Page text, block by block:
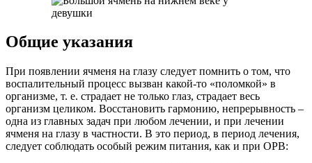
Общие указания
При появлении ячменя на глазу следует помнить о том, что
воспалительный процесс вызван какой-то «поломкой» в
организме, т. е. страдает не только глаз, страдает весь
организм целиком. Восстановить гармонию, непрерывность –
одна из главных задач при любом лечении, и при лечении
ячменя на глазу в частности. В это период, в период лечения,
следует соблюдать особый режим питания, как и при ОРВ: